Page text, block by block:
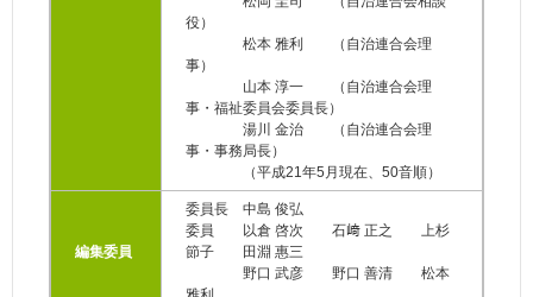
役）
松本 雅利 （自治連合会理
事）
山本 淳一 （自治連合会理
事・福祉委員会委員長）
湯川 金治 （自治連合会理
事・事務局長）
（平成21年5月現在、50音順）
編集委員
委員長 中島 俊弘
委員 以倉 啓次 石﨑 正之 上杉
節子 田淵 惠三
野口 武彦 野口 善清 松本